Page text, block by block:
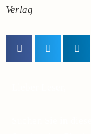
Verlag